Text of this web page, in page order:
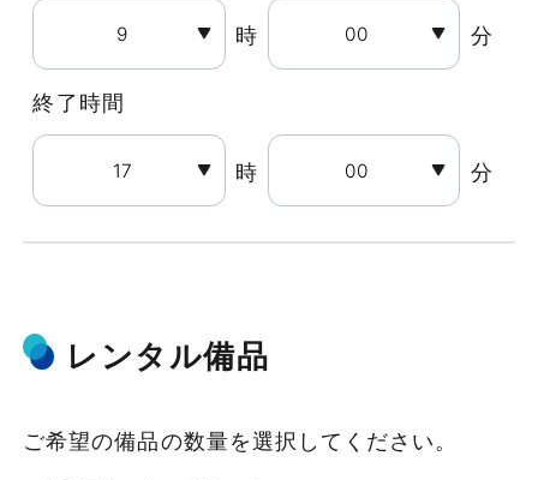
時 分
終了時間
時 分
レンタル備品
ご希望の備品の数量を選択してください。